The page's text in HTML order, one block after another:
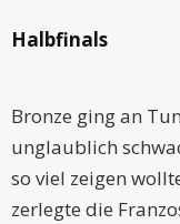
Halbfinals
Bronze ging an
unglaublich
so viel zeigen
zerlegte die